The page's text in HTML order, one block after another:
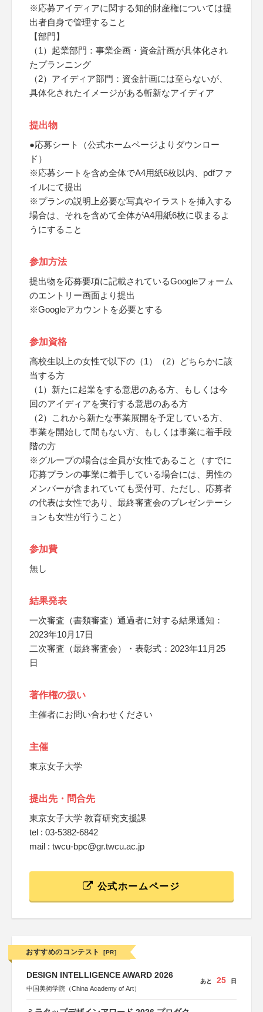
※応募アイディアに関する知的財産権については提
出者自身で管理すること
【部門】
（1）起業部門：事業企画・資金計画が具体化され
たプランニング
（2）アイディア部門：資金計画には至らないが、
具体化されたイメージがある斬新なアイディア
提出物
●応募シート（公式ホームページよりダウンロー
ド）
※応募シートを含め全体でA4用紙6枚以内、pdfファ
イルにて提出
※プランの説明上必要な写真やイラストを挿入する
場合は、それを含めて全体がA4用紙6枚に収まるよ
うにすること
参加方法
提出物を応募要項に記載されているGoogleフォーム
のエントリー画面より提出
※Googleアカウントを必要とする
参加資格
高校生以上の女性で以下の（1）（2）どちらかに該
当する方
（1）新たに起業をする意思のある方、もしくは今
回のアイディアを実行する意思のある方
（2）これから新たな事業展開を予定している方、
事業を開始して間もない方、もしくは事業に着手段
階の方
※グループの場合は全員が女性であること（すでに
応募プランの事業に着手している場合には、男性の
メンバーが含まれていても受付可、ただし、応募者
の代表は女性であり、最終審査会のプレゼンテーシ
ョンも女性が行うこと）
参加費
無し
結果発表
一次審査（書類審査）通過者に対する結果通知：
2023年10月17日
二次審査（最終審査会）・表彰式：2023年11月25
日
著作権の扱い
主催者にお問い合わせください
主催
東京女子大学
提出先・問合先
東京女子大学 教育研究支援課
tel : 03-5382-6842
mail : twcu-bpc@gr.twcu.ac.jp
公式ホームページ
おすすめのコンテスト [PR]
DESIGN INTELLIGENCE AWARD 2026
中国美術学院（China Academy of Art）
あと 25 日